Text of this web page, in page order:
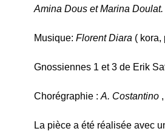
Amina Dous et Marina Doulat.
Musique: Florent Diara ( kora,
Gnossiennes 1 et 3 de Erik
Chorégraphie : A. Costantino
La pièce a été réalisée avec